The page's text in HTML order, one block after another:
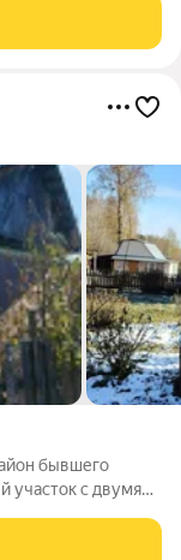
бывшего
участок с двумя
рябины. ранетки.